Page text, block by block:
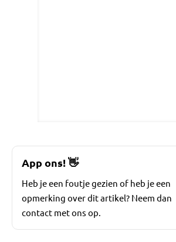
App ons!👋
Heb je een foutje gezien of heb je een
opmerking over dit artikel? Neem dan
contact met ons op.